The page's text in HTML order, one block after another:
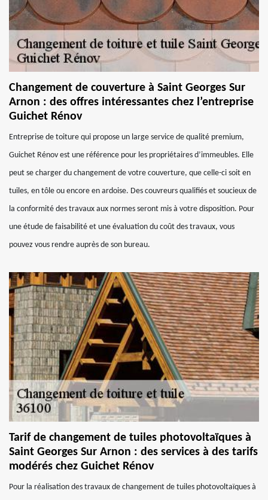
Changement de couverture à Saint Georges Sur
Arnon : des offres intéressantes chez l’entreprise
Guichet Rénov
Entreprise de toiture qui propose un large service de qualité premium,
Guichet Rénov est une référence pour les propriétaires d’immeubles. Elle
peut se charger du changement de votre couverture, que celle-ci soit en
tuiles, en tôle ou encore en ardoise. Des couvreurs qualifiés et soucieux de
la conformité des travaux aux normes seront mis à votre disposition. Pour
une étude de faisabilité et une évaluation du coût des travaux, vous
pouvez vous rendre auprès de son bureau.
Tarif de changement de tuiles photovoltaïques à
Saint Georges Sur Arnon : des services à des tarifs
modérés chez Guichet Rénov
Pour la réalisation des travaux de changement de tuiles photovoltaïques à